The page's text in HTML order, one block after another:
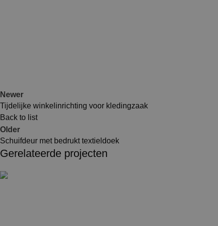
Newer
Tijdelijke winkelinrichting voor kledingzaak
Back to list
Older
Schuifdeur met bedrukt textieldoek
Gerelateerde projecten